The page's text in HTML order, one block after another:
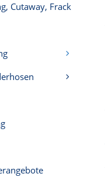
Cutaway, Frack